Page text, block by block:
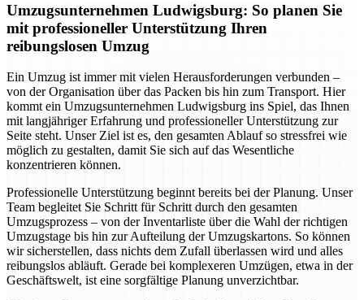
Umzugsunternehmen Ludwigsburg: So planen Sie
mit professioneller Unterstützung Ihren
reibungslosen Umzug
Ein Umzug ist immer mit vielen Herausforderungen verbunden –
von der Organisation über das Packen bis hin zum Transport. Hier
kommt ein Umzugsunternehmen Ludwigsburg ins Spiel, das Ihnen
mit langjähriger Erfahrung und professioneller Unterstützung zur
Seite steht. Unser Ziel ist es, den gesamten Ablauf so stressfrei wie
möglich zu gestalten, damit Sie sich auf das Wesentliche
konzentrieren können.
Professionelle Unterstützung beginnt bereits bei der Planung. Unser
Team begleitet Sie Schritt für Schritt durch den gesamten
Umzugsprozess – von der Inventarliste über die Wahl der richtigen
Umzugstage bis hin zur Aufteilung der Umzugskartons. So können
wir sicherstellen, dass nichts dem Zufall überlassen wird und alles
reibungslos abläuft. Gerade bei komplexeren Umzügen, etwa in der
Geschäftswelt, ist eine sorgfältige Planung unverzichtbar.